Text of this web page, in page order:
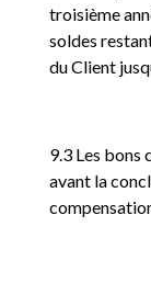
troisième
soldes
du Client
9.3 Les bons
avant la